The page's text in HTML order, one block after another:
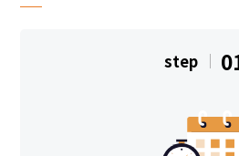
step